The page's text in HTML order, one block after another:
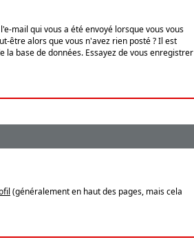
mail qui vous a été envoyé lorsque vous vous
être alors que vous n'avez rien posté ? Il est
base de données. Essayez de vous enregistrer
(généralement en haut des pages, mais cela